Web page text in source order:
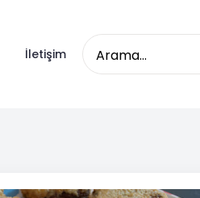
İletişim